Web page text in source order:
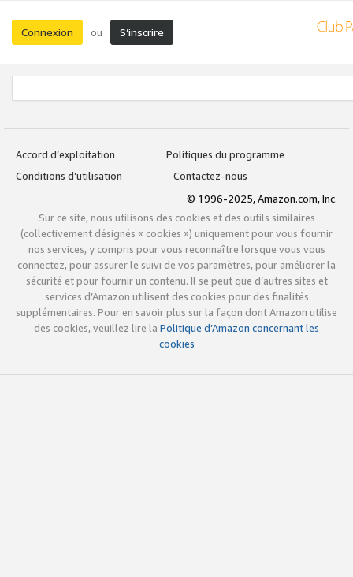
Connexion ou S’inscrire
Accord d’exploitation
Politiques du programme
Conditions d’utilisation
Contactez-nous
© 1996-2025, Amazon.com, Inc.
Sur ce site, nous utilisons des cookies et des outils similaires
(collectivement désignés « cookies ») uniquement pour vous fournir
nos services, y compris pour vous reconnaître lorsque vous vous
connectez, pour assurer le suivi de vos paramètres, pour améliorer la
sécurité et pour fournir un contenu. Il se peut que d’autres sites et
services d’Amazon utilisent des cookies pour des finalités
supplémentaires. Pour en savoir plus sur la façon dont Amazon utilise
des cookies, veuillez lire la Politique d’Amazon concernant les
cookies